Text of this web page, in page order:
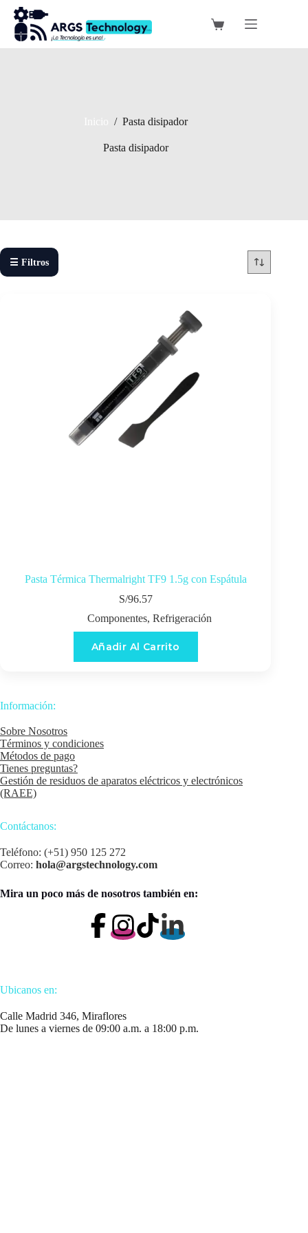
Saltar
contenido
Carro
/ Pasta disipador
Pasta disipador
☰ Filtros
Pasta Térmica Thermalright TF9 1.5g con Espátula
S/96.57
Componentes, Refrigeración
Añadir Al Carrito
Información:
Sobre Nosotros
Términos y condiciones
Métodos de pago
Tienes preguntas?
Gestión de residuos de aparatos eléctricos y electrónicos
(RAEE)
Contáctanos:
Teléfono: (+51) 950 125 272
Correo: hola@argstechnology.com
Mira un poco más de nosotros también en:
Ubicanos en:
Calle Madrid 346, Miraflores
De lunes a viernes de 09:00 a.m. a 18:00 p.m.